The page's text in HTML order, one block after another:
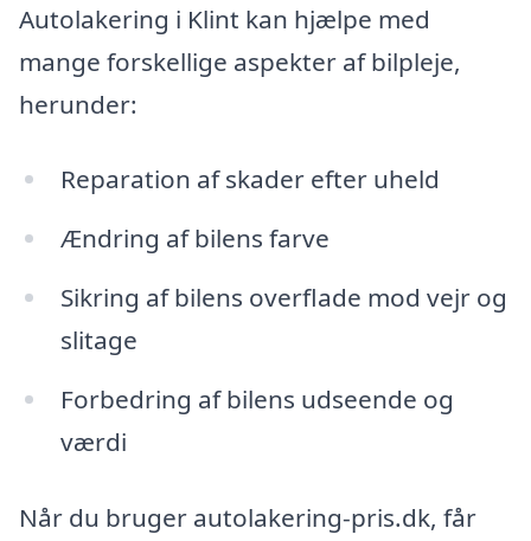
Autolakering i Klint kan hjælpe med
mange forskellige aspekter af bilpleje,
herunder:
Reparation af skader efter uheld
Ændring af bilens farve
Sikring af bilens overflade mod vejr og
slitage
Forbedring af bilens udseende og
værdi
Når du bruger autolakering-pris.dk, får